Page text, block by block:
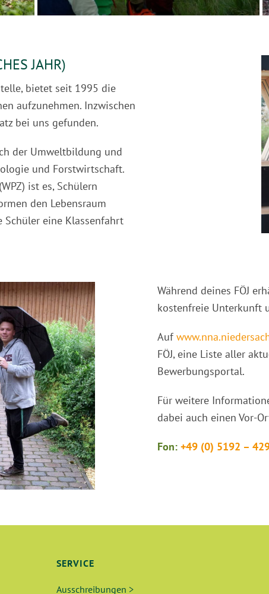
JAHR)
bietet seit 1995 die
aufzunehmen. Inzwischen
bei uns gefunden.
der Umweltbildung und
und Forstwirtschaft.
ist es, Schülern
den Lebensraum
Schüler eine Klassenfahrt
Während deines FÖJ
kostenfreie Unterkunft
Auf
FÖJ, eine Liste aller
Bewerbungsportal.
Für weitere
dabei auch einen Vor-
Fon: +49 (0) 5192 –
SERVICE
Ausschreibungen >